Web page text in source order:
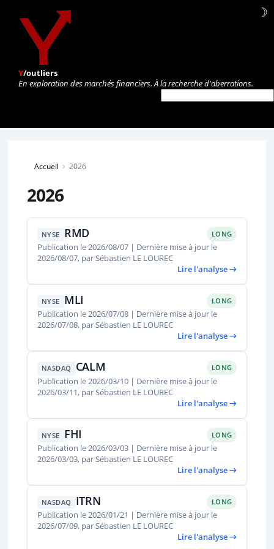
☽
Y/outliers
En exploration des marchés financiers. À la recherche d'aberrations.
Accueil › 2026
2026
NYSE RMD LONG
Publication le 2026/08/07 | Dernière mise à jour le
2026/08/07, par Sébastien LE LOUREC
Lire l'analyse →
NYSE MLI LONG
Publication le 2026/07/08 | Dernière mise à jour le
2026/07/08, par Sébastien LE LOUREC
Lire l'analyse →
NASDAQ CALM LONG
Publication le 2026/03/10 | Dernière mise à jour le
2026/03/11, par Sébastien LE LOUREC
Lire l'analyse →
NYSE FHI LONG
Publication le 2026/03/03 | Dernière mise à jour le
2026/03/03, par Sébastien LE LOUREC
Lire l'analyse →
NASDAQ ITRN LONG
Publication le 2026/01/21 | Dernière mise à jour le
2026/07/09, par Sébastien LE LOUREC
Lire l'analyse →